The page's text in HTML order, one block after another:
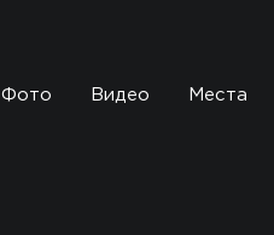
Фото Видео Места